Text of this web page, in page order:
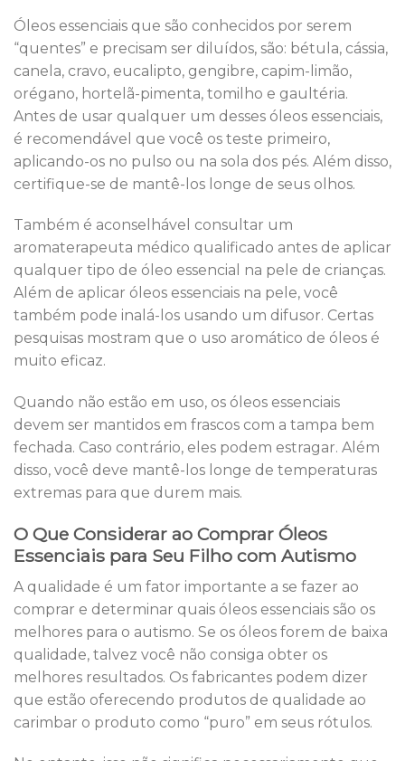
Óleos essenciais que são conhecidos por serem
“quentes” e precisam ser diluídos, são: bétula, cássia,
canela, cravo, eucalipto, gengibre, capim-limão,
orégano, hortelã-pimenta, tomilho e gaultéria.
Antes de usar qualquer um desses óleos essenciais,
é recomendável que você os teste primeiro,
aplicando-os no pulso ou na sola dos pés. Além disso,
certifique-se de mantê-los longe de seus olhos.
Também é aconselhável consultar um
aromaterapeuta médico qualificado antes de aplicar
qualquer tipo de óleo essencial na pele de crianças.
Além de aplicar óleos essenciais na pele, você
também pode inalá-los usando um difusor. Certas
pesquisas mostram que o uso aromático de óleos é
muito eficaz.
Quando não estão em uso, os óleos essenciais
devem ser mantidos em frascos com a tampa bem
fechada. Caso contrário, eles podem estragar. Além
disso, você deve mantê-los longe de temperaturas
extremas para que durem mais.
O Que Considerar ao Comprar Óleos
Essenciais para Seu Filho com Autismo
A qualidade é um fator importante a se fazer ao
comprar e determinar quais óleos essenciais são os
melhores para o autismo. Se os óleos forem de baixa
qualidade, talvez você não consiga obter os
melhores resultados. Os fabricantes podem dizer
que estão oferecendo produtos de qualidade ao
carimbar o produto como “puro” em seus rótulos.